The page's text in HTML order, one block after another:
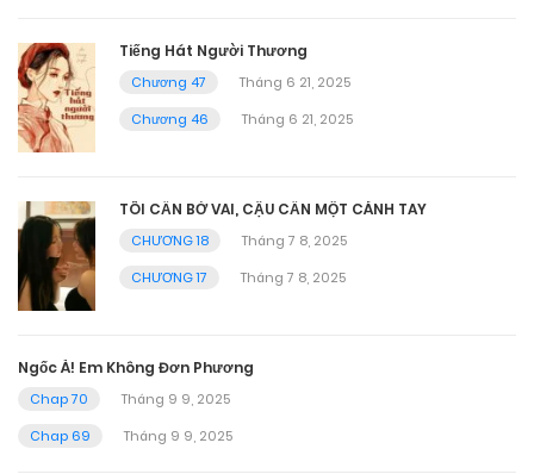
Tiếng Hát Người Thương
Chương 47
Tháng 6 21, 2025
Chương 46
Tháng 6 21, 2025
TÔI CẦN BỜ VAI, CẬU CẦN MỘT CÁNH TAY
CHƯƠNG 18
Tháng 7 8, 2025
CHƯƠNG 17
Tháng 7 8, 2025
Ngốc À! Em Không Đơn Phương
Chap 70
Tháng 9 9, 2025
Chap 69
Tháng 9 9, 2025